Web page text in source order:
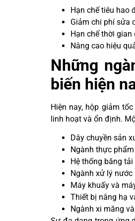
Hạn chế tiêu hao
Giảm chi phí sửa
Hạn chế thời
Nâng cao hiệu
Những
biến hiện
Hiện nay, hộp giảm
linh hoạt và ổn định.
Dây chuyền sản
Ngành thực
Hệ thống băng
Ngành xử lý nước
Máy khuấy và
Thiết bị nâng hạ
Ngành xi măng